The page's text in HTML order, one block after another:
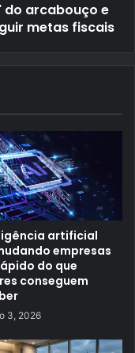
arcabouço e
metas fiscais
artificial
empresas
do que
conseguem
3, 2026